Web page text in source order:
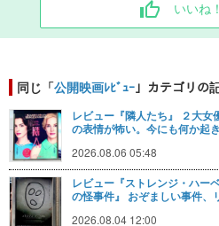
いいね！
同じ「公開映画ﾚﾋﾞｭｰ 」カテゴリの
レビュー『隣人たち』 ２大女
の表情が怖い。今にも何か起
2026.08.06 05:48
レビュー『ストレンジ・ハー
の怪事件』 おぞましい事件
2026.08.04 12:00